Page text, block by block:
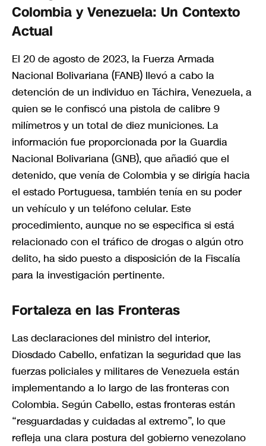
Colombia y Venezuela: Un Contexto
Actual
El 20 de agosto de 2023, la Fuerza Armada
Nacional Bolivariana (FANB) llevó a cabo la
detención de un individuo en Táchira, Venezuela, a
quien se le confiscó una pistola de calibre 9
milímetros y un total de diez municiones. La
información fue proporcionada por la Guardia
Nacional Bolivariana (GNB), que añadió que el
detenido, que venía de Colombia y se dirigía hacia
el estado Portuguesa, también tenía en su poder
un vehículo y un teléfono celular. Este
procedimiento, aunque no se especifica si está
relacionado con el tráfico de drogas o algún otro
delito, ha sido puesto a disposición de la Fiscalía
para la investigación pertinente.
Fortaleza en las Fronteras
Las declaraciones del ministro del interior,
Diosdado Cabello, enfatizan la seguridad que las
fuerzas policiales y militares de Venezuela están
implementando a lo largo de las fronteras con
Colombia. Según Cabello, estas fronteras están
“resguardadas y cuidadas al extremo”, lo que
refleja una clara postura del gobierno venezolano